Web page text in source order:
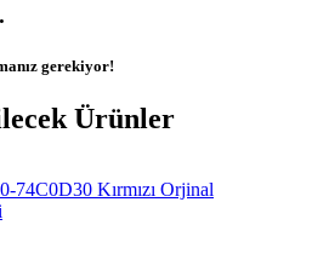
gerekiyor!
Ürünler